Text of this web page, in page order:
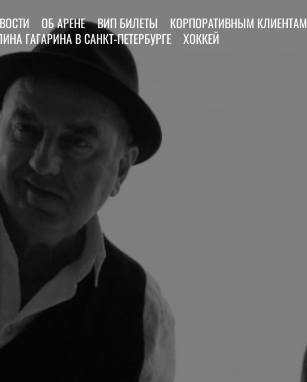
ОБ АРЕНЕ ВИП БИЛЕТЫ
КОРПОРАТИВНЫМ КЛИЕНТАМ
ГАГАРИНА В САНКТ-ПЕТЕРБУРГЕ ХОККЕЙ